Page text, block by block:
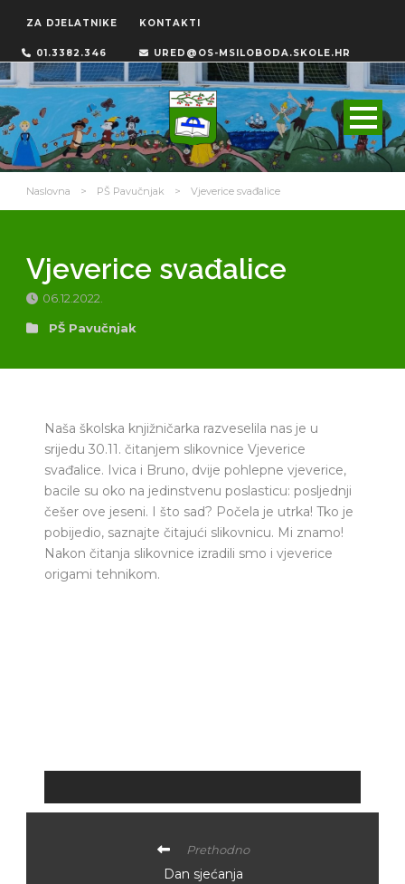
ZA DJELATNIKE KONTAKTI
01.3382.346 URED@OS-MSILOBODA.SKOLE.HR
Naslovna > PŠ Pavučnjak > Vjeverice svađalice
Vjeverice svađalice
06.12.2022.
PŠ Pavučnjak
Naša školska knjižničarka razveselila nas je u
srijedu 30.11. čitanjem slikovnice Vjeverice
svađalice. Ivica i Bruno, dvije pohlepne vjeverice,
bacile su oko na jedinstvenu poslasticu: posljednji
češer ove jeseni. I što sad? Počela je utrka! Tko je
pobijedio, saznajte čitajući slikovnicu. Mi znamo!
Nakon čitanja slikovnice izradili smo i vjeverice
origami tehnikom.
Prethodno
Dan sjećanja